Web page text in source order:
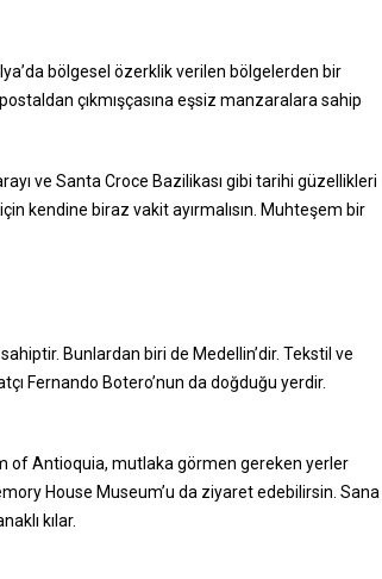
bölgesel özerklik verilen bölgelerden bir
çıkmışçasına eşsiz manzaralara sahip
ve Santa Croce Bazilikası gibi tarihi güzellikleri
kendine biraz vakit ayırmalısın. Muhteşem bir
Bunlardan biri de Medellin’dir. Tekstil ve
Fernando Botero’nun da doğduğu yerdir.
of Antioquia, mutlaka görmen gereken yerler
House Museum’u da ziyaret edebilirsin. Sana
kılar.